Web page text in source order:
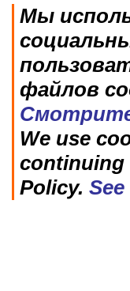
Мы
файлов
We use
continuing
Policy.